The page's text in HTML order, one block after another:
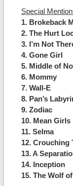
Special
1. Brokeback
2. The Hurt
3. I’m Not
4. Gone Girl
5. Middle of
6. Mommy
7. Wall-E
8. Pan’s
9. Zodiac
10. Mean Girls
11. Selma
12. Crouching
13. A
14. Inception
15. The Wolf